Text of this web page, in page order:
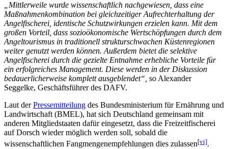
„Mittlerweile wurde wissenschaftlich nachgewiesen, dass eine
Maßnahmenkombination bei gleichzeitiger Aufrechterhaltung der
Angelfischerei, identische Schutzwirkungen erzielen kann. Mit dem
großen Vorteil, dass sozioökonomische Wertschöpfungen durch dem
Angeltourismus in traditionell strukturschwachen Küstenregionen
weiter genutzt werden können. Außerdem bietet die selektive
Angelfischerei durch die gezielte Entnahme erhebliche Vorteile für
ein erfolgreiches Management. Diese werden in der Diskussion
bedauerlicherweise komplett ausgeblendet“, so Alexander
Seggelke, Geschäftsführer des DAFV.
Laut derPressemitteilung des Bundesministerium für Ernährung und
Landwirtschaft (BMEL), hat sich Deutschland gemeinsam mit
anderen Mitgliedstaaten dafür eingesetzt, dass die Freizeitfischerei
auf Dorsch wieder möglich werden soll, sobald die
wissenschaftlichen Fangmengenempfehlungen dies zulassen[vi].